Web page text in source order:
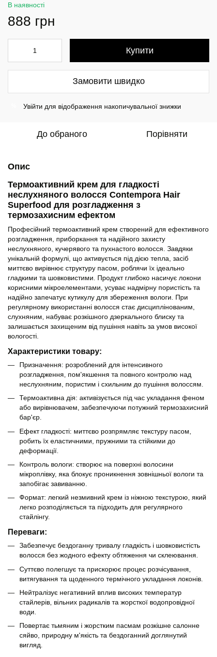
В наявності
888 грн
Купити
Замовити швидко
Увійти для відображення накопичувальної знижки
До обраного Порівняти
Опис
Термоактивний крем для гладкості
неслухняного волосся Contempora Hair
Superfood для розгладження з
термозахисним ефектом
Професійний термоактивний крем створений для ефективного
розгладження, приборкання та надійного захисту
неслухняного, кучерявого та пухнастого волосся. Завдяки
унікальній формулі, що активується під дією тепла, засіб
миттєво вирівнює структуру пасом, роблячи їх ідеально
гладкими та шовковистими. Продукт глибоко насичує локони
корисними мікроелементами, усуває надмірну пористість та
надійно запечатує кутикулу для збереження вологи. При
регулярному використанні волосся стає дисциплінованим,
слухняним, набуває розкішного дзеркального блиску та
залишається захищеним від пушіння навіть за умов високої
вологості.
Характеристики товару:
Призначення: розроблений для інтенсивного
розгладження, пом'якшення та повного контролю над
неслухняним, пористим і схильним до пушіння волоссям.
Термоактивна дія: активізується під час укладання феном
або вирівнювачем, забезпечуючи потужний термозахисний
бар'єр.
Ефект гладкості: миттєво розпрямляє текстуру пасом,
робить їх еластичними, пружними та стійкими до
деформації.
Контроль вологи: створює на поверхні волосини
мікроплівку, яка блокує проникнення зовнішньої вологи та
запобігає завиванню.
Формат: легкий незмивний крем із ніжною текстурою, який
легко розподіляється та підходить для регулярного
стайлінгу.
Переваги:
Забезпечує бездоганну тривалу гладкість і шовковистість
волосся без жодного ефекту обтяження чи склеювання.
Суттєво полегшує та прискорює процес розчісування,
витягування та щоденного термічного укладання локонів.
Нейтралізує негативний вплив високих температур
стайлерів, вільних радикалів та жорсткої водопровідної
води.
Повертає тьмяним і жорстким пасмам розкішне салонне
сяйво, природну м'якість та бездоганний доглянутий
вигляд.